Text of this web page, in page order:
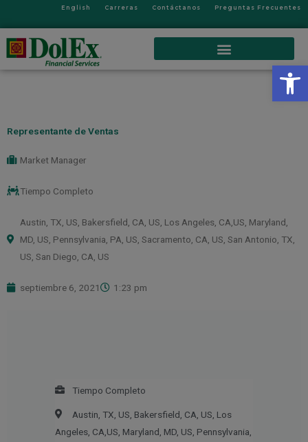
English Carreras Contáctanos Preguntas Frecuentes
Representante de Ventas
Market Manager
Tiempo Completo
Austin, TX, US Bakersfield, CA, US Los Angeles, CA,US Maryland,
MD, US Pennsylvania, PA, US Sacramento, CA, US San Antonio, TX,
US San Diego, CA, US
septiembre 6, 2021 1:23 pm
Tiempo Completo
Austin, TX, US, Bakersfield, CA, US, Los
Angeles, CA,US, Maryland, MD, US, Pennsylvania,